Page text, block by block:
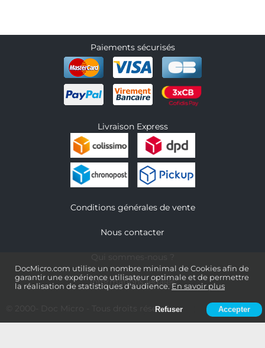
DocMicro.com utilise un nombre minimal de Cookies afin de
garantir une expérience utilisateur optimale et de permettre
la réalisation de statistiques d'audience. En savoir plus
Refuser Accepter
Paiements sécurisés
Livraison Express
Conditions générales de vente
Nous contacter
Informations légales
- Tous droits réservés